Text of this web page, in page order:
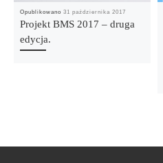
Opublikowano31 października 2017
Projekt BMS 2017 – druga
edycja.